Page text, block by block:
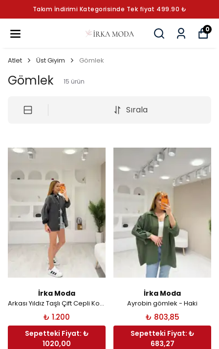
Takım İndirimi Kategorisinde Tek fiyat 499.90 ₺
0
Atlet Üst Giyim Gömlek
Gömlek 15 ürün
Sırala
İrka Moda
Arkası Yıldız Taşlı Çift Cepli Kot Gömlek Ceket - Füme
₺ 1.200
Sepetteki Fiyat: ₺
1020,00
İrka Moda
Ayrobin gömlek - Haki
₺ 803,85
Sepetteki Fiyat: ₺
683,27